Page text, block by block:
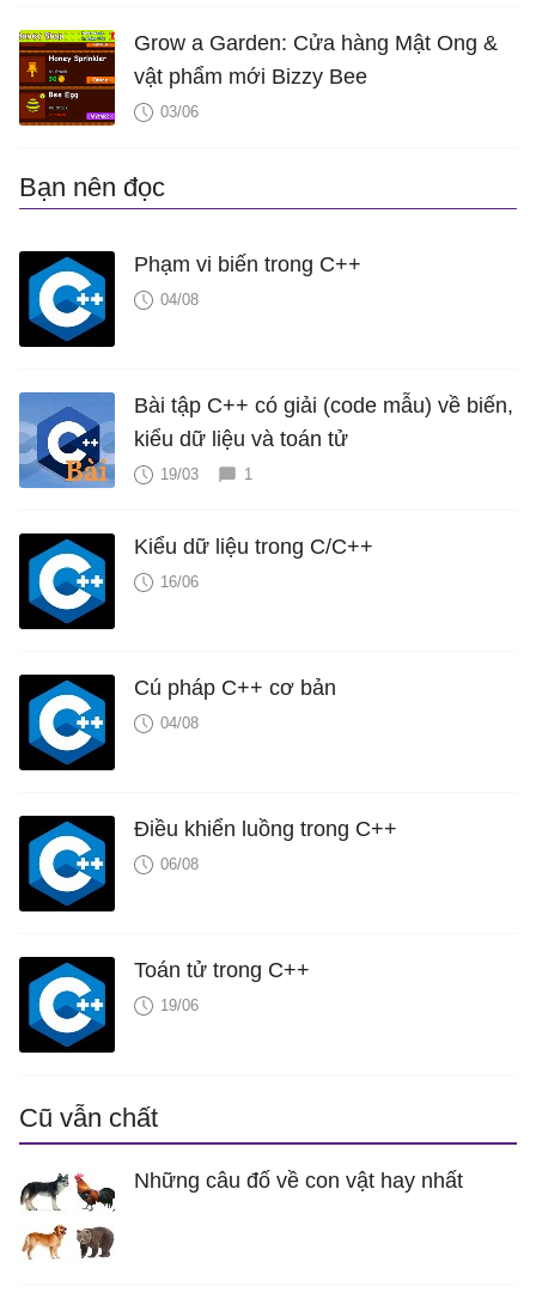
Grow a Garden: Cửa hàng Mật Ong &
vật phẩm mới Bizzy Bee
03/06
Bạn nên đọc
Phạm vi biến trong C++
04/08
Bài tập C++ có giải (code mẫu) về biến,
kiểu dữ liệu và toán tử
19/03 1
Kiểu dữ liệu trong C/C++
16/06
Cú pháp C++ cơ bản
04/08
Điều khiển luồng trong C++
06/08
Toán tử trong C++
19/06
Cũ vẫn chất
Những câu đố về con vật hay nhất